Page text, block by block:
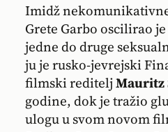
Imidž
Grete Garbo oscilirao
jedne do druge
ju je rusko-jevrejski
filmski rediteljMauritz
godine, dok je tražio
ulogu u svom novom